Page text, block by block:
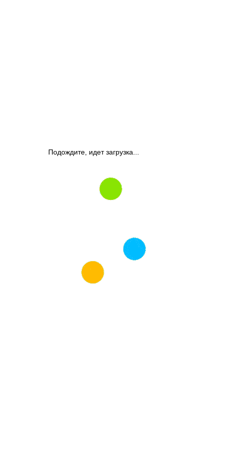
Подождите, идет загрузка...